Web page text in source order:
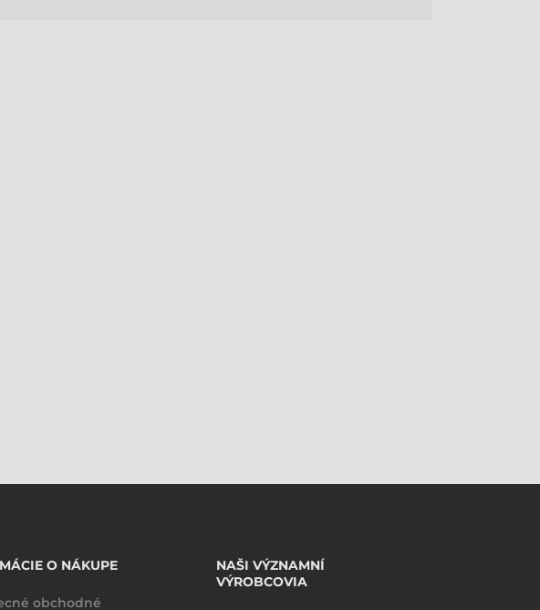
O NÁKUPE
obchodné
NAŠI VÝZNAMNÍ
VÝROBCOVIA